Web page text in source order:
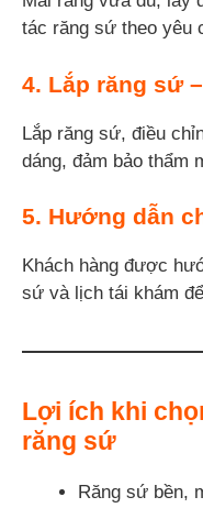
tác răng sứ theo yêu
4. Lắp răng sứ
Lắp răng sứ, điều
dáng, đảm bảo thẩm
5. Hướng dẫn
Khách hàng được
sứ và lịch tái khám
Lợi ích khi
răng sứ
Răng sứ bền,